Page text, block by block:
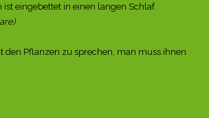
ist eingebettet in einen langen Schlaf.
den Pflanzen zu sprechen, man muss ihnen